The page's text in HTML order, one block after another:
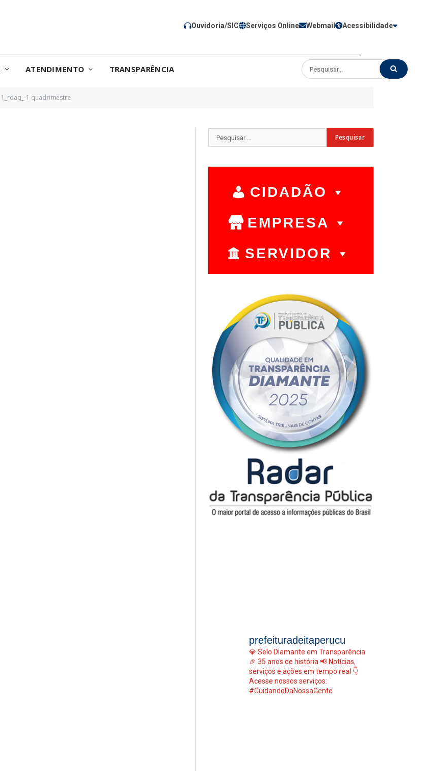
Ouvidoria/SIC Serviços Online Webmail Acessibilidade
ATENDIMENTO TRANSPARÊNCIA
1_rdaq_-1 quadrimestre
CIDADÃO
EMPRESA
SERVIDOR
prefeituradeitaperucu
💎 Selo Diamante em Transparência
🎉 35 anos de história 📢 Notícias,
serviços e ações em tempo real 👇
Acesse nossos serviços:
#CuidandoDaNossaGente